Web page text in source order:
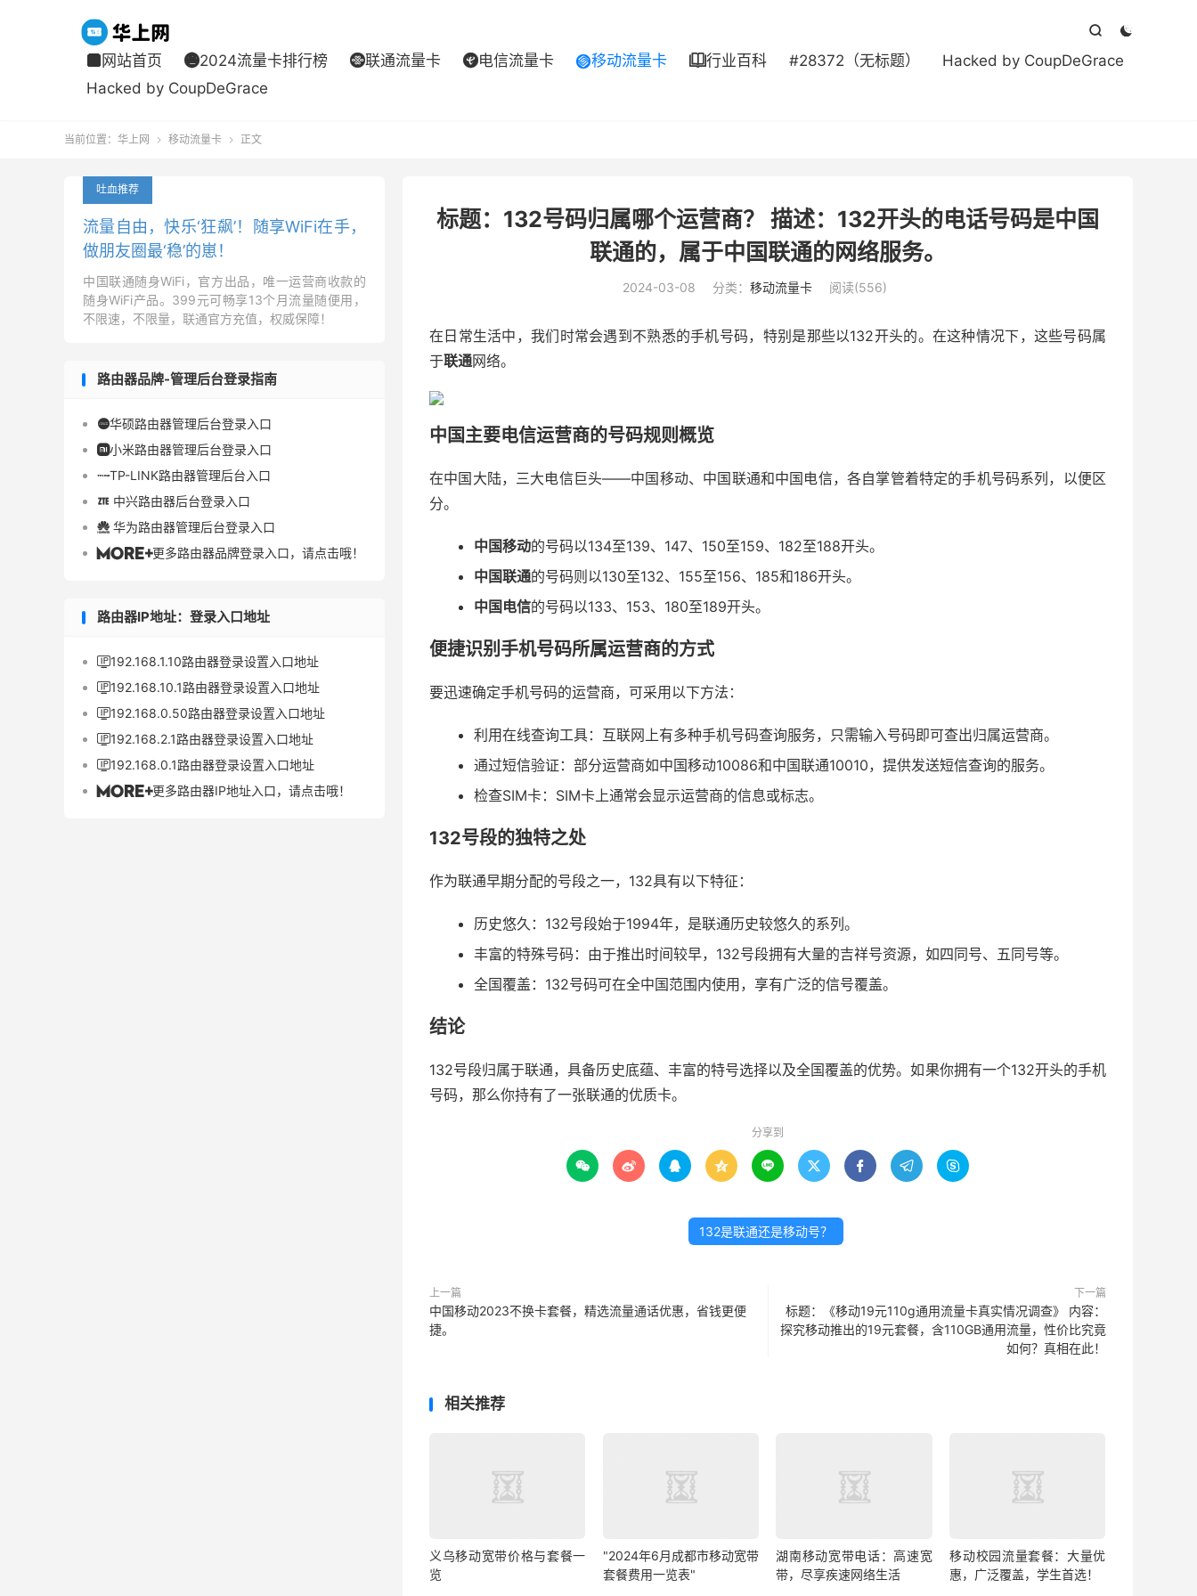


 网站首页 2024流量卡排行榜 联通流量卡 电信流量卡 移动流量卡 行业百科 #28372（无标题）
Hacked by CoupDeGrace
Hacked by CoupDeGrace
当前位置： 华上网  移动流量卡  正文
标题：132号码归属哪个运营商？ 描述：132开头的电话号码是中国
联通的，属于中国联通的网络服务。
2024-03-08 分类： 移动流量卡 阅读(556)
在日常生活中，我们时常会遇到不熟悉的手机号码，特别是那些以132开头的。在这种情况下，这些号码属
于联通网络。
中国主要电信运营商的号码规则概览
在中国大陆，三大电信巨头——中国移动、中国联通和中国电信，各自掌管着特定的手机号码系列，以便区
分。
中国移动的号码以134至139、147、150至159、182至188开头。
中国联通的号码则以130至132、155至156、185和186开头。
中国电信的号码以133、153、180至189开头。
便捷识别手机号码所属运营商的方式
要迅速确定手机号码的运营商，可采用以下方法：
利用在线查询工具：互联网上有多种手机号码查询服务，只需输入号码即可查出归属运营商。
通过短信验证：部分运营商如中国移动10086和中国联通10010，提供发送短信查询的服务。
检查SIM卡：SIM卡上通常会显示运营商的信息或标志。
132号段的独特之处
作为联通早期分配的号段之一，132具有以下特征：
历史悠久：132号段始于1994年，是联通历史较悠久的系列。
丰富的特殊号码：由于推出时间较早，132号段拥有大量的吉祥号资源，如四同号、五同号等。
全国覆盖：132号码可在全中国范围内使用，享有广泛的信号覆盖。
结论
132号段归属于联通，具备历史底蕴、丰富的特号选择以及全国覆盖的优势。如果你拥有一个132开头的手机
号码，那么你持有了一张联通的优质卡。
分享到
        
132是联通还是移动号？
上一篇
中国移动2023不换卡套餐，精选流量通话优惠，省钱更便
捷。
下一篇
标题：《移动19元110g通用流量卡真实情况调查》 内容：
探究移动推出的19元套餐，含110GB通用流量，性价比究竟
如何？真相在此！
相关推荐
义乌移动宽带价格与套餐一
览
"2024年6月成都市移动宽带
套餐费用一览表"
湖南移动宽带电话：高速宽
带，尽享疾速网络生活
移动校园流量套餐：大量优
惠，广泛覆盖，学生首选！
吐血推荐
流量自由，快乐‘狂飙’！随享WiFi在手，
做朋友圈最‘稳’的崽！
中国联通随身WiFi，官方出品，唯一运营商收款的
随身WiFi产品。399元可畅享13个月流量随便用，
不限速，不限量，联通官方充值，权威保障！
路由器品牌-管理后台登录指南
华硕路由器管理后台登录入口
小米路由器管理后台登录入口
TP-LINK路由器管理后台入口
 中兴路由器后台登录入口
 华为路由器管理后台登录入口
更多路由器品牌登录入口，请点击哦！
路由器IP地址：登录入口地址
192.168.1.10路由器登录设置入口地址
192.168.10.1路由器登录设置入口地址
192.168.0.50路由器登录设置入口地址
192.168.2.1路由器登录设置入口地址
192.168.0.1路由器登录设置入口地址
更多路由器IP地址入口，请点击哦！